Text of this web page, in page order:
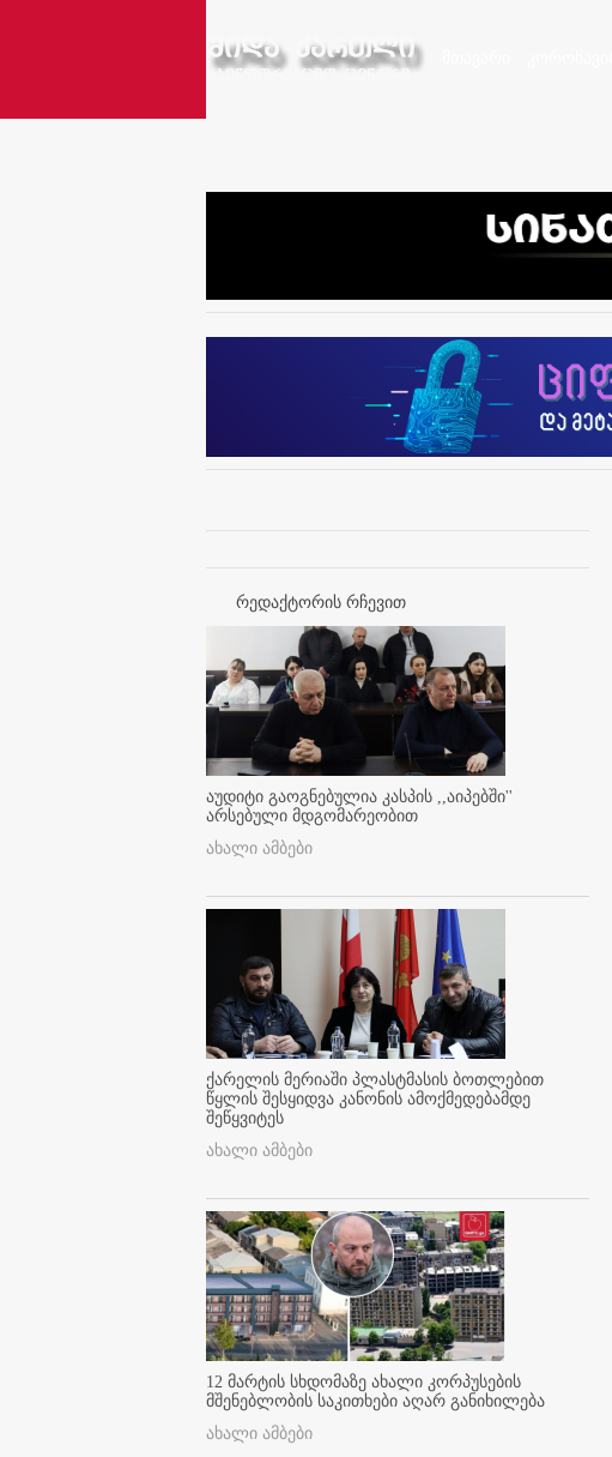
რედაქტორის რჩევით
აუდიტი გაოგნებულია კასპის ,,აიპებში''
არსებული მდგომარეობით
ახალი ამბები
ქარელის მერიაში პლასტმასის ბოთლებით
წყლის შესყიდვა კანონის ამოქმედებამდე
შეწყვიტეს
ახალი ამბები
12 მარტის სხდომაზე ახალი კორპუსების
მშენებლობის საკითხები აღარ განიხილება
ახალი ამბები